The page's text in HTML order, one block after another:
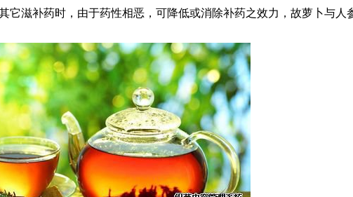
它滋补药时，由于药性相恶，可降低或消除补药之效力，故萝卜与人